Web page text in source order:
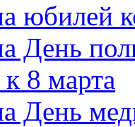
юбилей
День
8 марта
День